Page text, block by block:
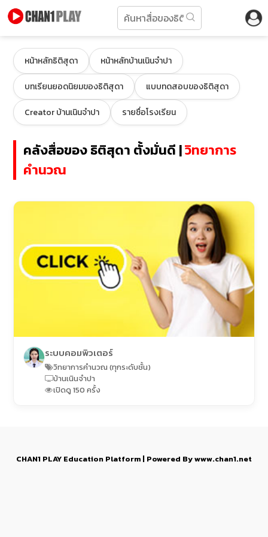
หน้าหลักธิติสุดา หน้าหลักบ้านเนินจำปา
บทเรียนยอดนิยมของธิติสุดา แบบทดสอบของธิติสุดา
Creator บ้านเนินจำปา รายชื่อโรงเรียน
คลังสื่อของ ธิติสุดา ตั้งมั่นดี |วิทยาการ
คำนวณ
ระบบคอมพิวเตอร์
วิทยาการคำนวณ (ทุกระดับชั้น)
บ้านเนินจำปา
เปิดดู 150 ครั้ง
CHAN1 PLAY Education Platform | Powered By www.chan1.net